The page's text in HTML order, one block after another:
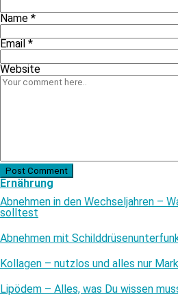
Name *
Email *
Website
Post Comment
Ernährung
Abnehmen in den Wechseljahren –
solltest
Abnehmen mit
Kollagen – nutzlos und alles nur
Lipödem – Alles, was Du wissen